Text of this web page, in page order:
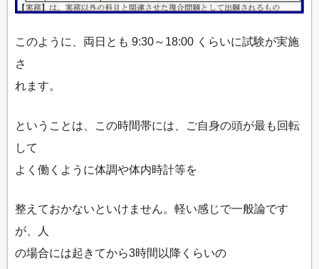
このように、両日とも 9:30～18:00 くらいに試験が実施
さ
れます。
ということは、この時間帯には、ご自身の頭が最も回転
して
よく働くように体調や体内時計等を
整えておかないといけません。軽い感じで一般論です
が、人
の場合には起きてから3時間以降くらいの